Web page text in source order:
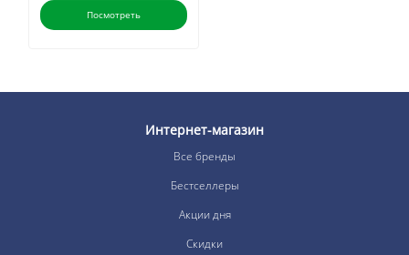
Посмотреть
Интернет-магазин
Все бренды
Бестселлеры
Акции дня
Скидки